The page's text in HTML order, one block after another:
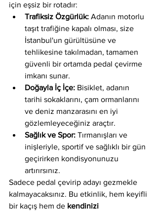
için eşsiz bir rotadır:
Trafiksiz Özgürlük: Adanın motorlu
taşıt trafiğine kapalı olması, size
İstanbul'un gürültüsüne ve
tehlikesine takılmadan, tamamen
güvenli bir ortamda pedal çevirme
imkanı sunar.
Doğayla İç İçe: Bisiklet, adanın
tarihi sokaklarını, çam ormanlarını
ve deniz manzarasını en iyi
gözlemleyeceğiniz araçtır.
Sağlık ve Spor: Tırmanışları ve
inişleriyle, sportif ve sağlıklı bir gün
geçirirken kondisyonunuzu
artırırsınız.
Sadece pedal çevirip adayı gezmekle
kalmayacaksınız. Bu etkinlik, hem keyifli
bir kaçış hem de kendinizi